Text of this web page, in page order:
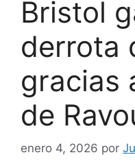
Bristol
derrota
gracias
de
enero 4, 2026 por